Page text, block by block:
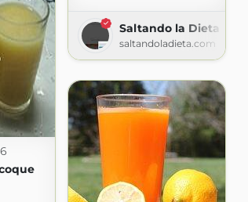
Saltando la Dieta
saltandoladieta.com